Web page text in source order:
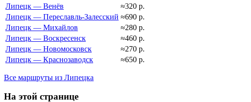
Липецк — Венёв
≈320 р.
Липецк — Переславль-Залесский ≈690 р.
Липецк — Михайлов
≈280 р.
Липецк — Воскресенск
≈460 р.
Липецк — Новомосковск
≈270 р.
Липецк — Краснозаводск
≈650 р.
Все маршруты из Липецка
На этой странице